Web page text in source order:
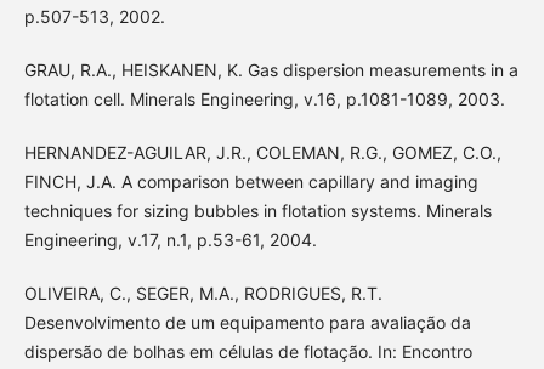
p.507-513, 2002.
GRAU, R.A., HEISKANEN, K. Gas dispersion measurements in a
flotation cell. Minerals Engineering, v.16, p.1081-1089, 2003.
HERNANDEZ-AGUILAR, J.R., COLEMAN, R.G., GOMEZ, C.O.,
FINCH, J.A. A comparison between capillary and imaging
techniques for sizing bubbles in flotation systems. Minerals
Engineering, v.17, n.1, p.53-61, 2004.
OLIVEIRA, C., SEGER, M.A., RODRIGUES, R.T.
Desenvolvimento de um equipamento para avaliação da
dispersão de bolhas em células de flotação. In: Encontro